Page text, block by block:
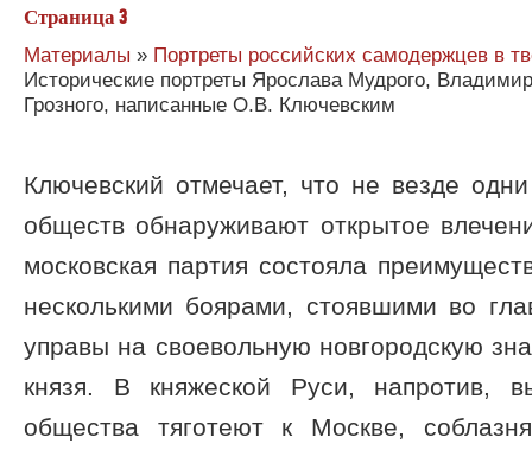
Страница 3
Материалы » Портреты российских самодержцев в
Исторические портреты Ярослава Мудрого,
Грозного, написанные О.В. Ключевским
Ключевский отмечает, что не везде
обществ обнаруживают открытое
московская партия состояла
несколькими боярами, стоявшими во
управы на своевольную новгородскую
князя. В княжеской Руси, напротив,
общества тяготеют к Москве,